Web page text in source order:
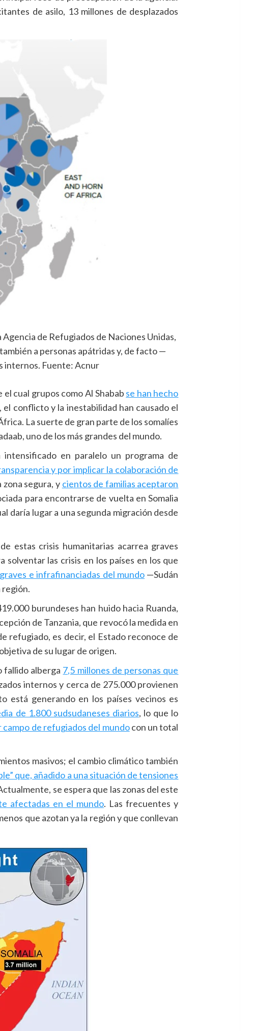
de asilo, 13 millones de desplazados
de Refugiados de Naciones Unidas,
a personas apátridas y, de facto —
internos. Fuente: Acnur
el cual grupos como Al Shabab se han hecho
el conflicto y la inestabilidad han causado el
La suerte de gran parte de los somalíes
uno de los más grandes del mundo.
intensificado en paralelo un programa de
y por implicar la colaboración de
zona segura, y cientos de familias aceptaron
para encontrarse de vuelta en Somalia
daría lugar a una segunda migración desde
estas crisis humanitarias acarrea graves
las crisis en los países en los que
e infrafinanciadas del mundo —Sudán
región.
burundeses han huido hacia Ruanda,
de Tanzania, que revocó la medida en
refugiado, es decir, el Estado reconoce de
de su lugar de origen.
fallido alberga 7,5 millones de personas que
internos y cerca de 275.000 provienen
está generando en los países vecinos es
de 1.800 sudsudaneses diarios, lo que lo
campo de refugiados del mundocon un total
masivos; el cambio climático también
que, añadido a una situación de tensiones
se espera que las zonas del este
afectadas en el mundo. Las frecuentes y
que azotan ya la región y que conllevan